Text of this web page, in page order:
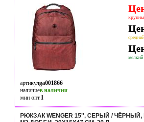
мелкий
артикулga001866
наличиев наличии
мин опт.1
РЮКЗАК WENGER 15'', СЕРЫЙ /